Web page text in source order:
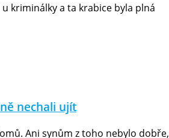
kriminálky a ta krabice byla plná
nechali ujít
Ani synům z toho nebylo dobře,